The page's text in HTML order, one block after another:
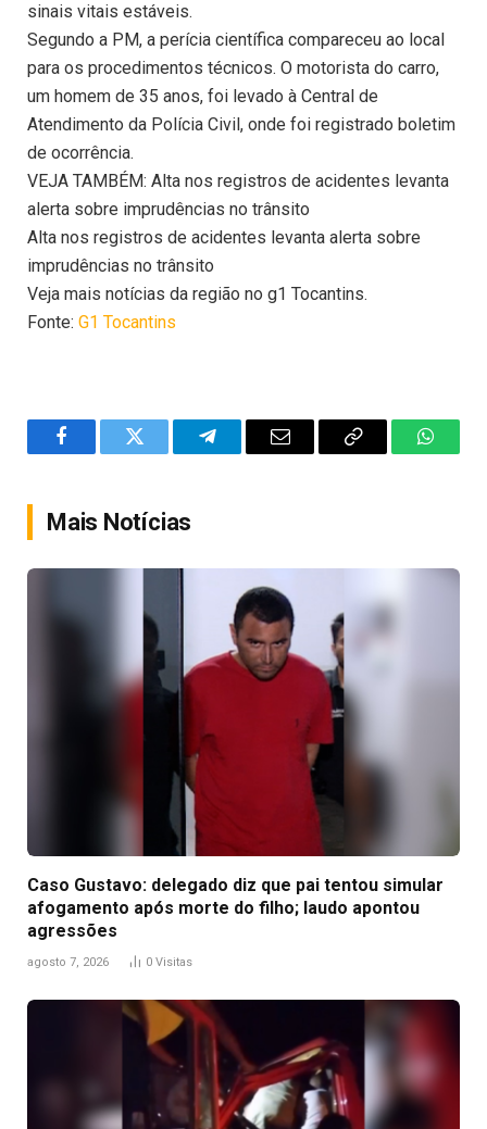
sinais vitais estáveis.
Segundo a PM, a perícia científica compareceu ao local
para os procedimentos técnicos. O motorista do carro,
um homem de 35 anos, foi levado à Central de
Atendimento da Polícia Civil, onde foi registrado boletim
de ocorrência.
VEJA TAMBÉM: Alta nos registros de acidentes levanta
alerta sobre imprudências no trânsito
Alta nos registros de acidentes levanta alerta sobre
imprudências no trânsito
Veja mais notícias da região no g1 Tocantins.
Fonte: G1 Tocantins
FacebookTwitter TelegramEmail
Copy
Mais Notícias
Caso Gustavo: delegado diz que pai tentou simular
afogamento após morte do filho; laudo apontou
agressões
agosto 7, 2026 0 Visitas